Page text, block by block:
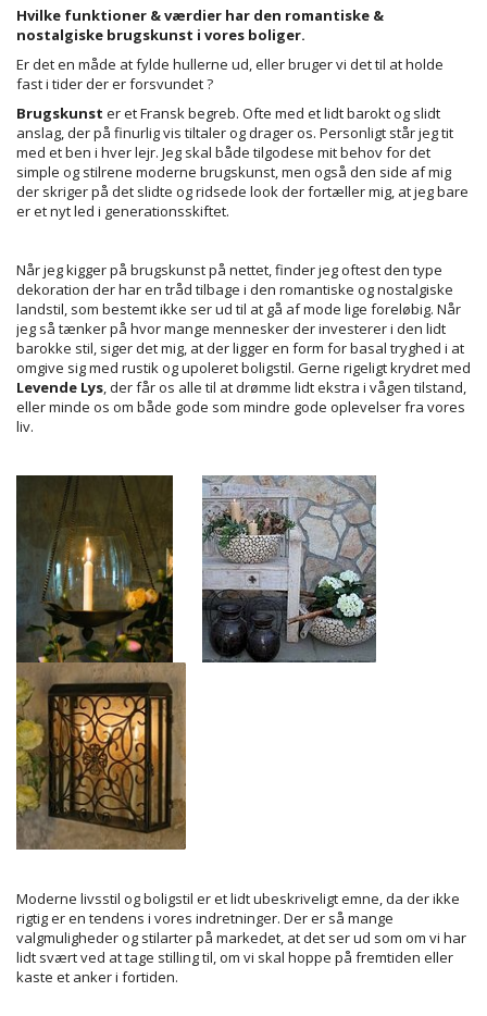
Hvilke funktioner & værdier har den romantiske &
nostalgiske brugskunst i vores boliger.
Er det en måde at fylde hullerne ud, eller bruger vi det til at holde
fast i tider der er forsvundet ?
Brugskunst er et Fransk begreb. Ofte med et lidt barokt og slidt
anslag, der på finurlig vis tiltaler og drager os. Personligt står jeg tit
med et ben i hver lejr. Jeg skal både tilgodese mit behov for det
simple og stilrene moderne brugskunst, men også den side af mig
der skriger på det slidte og ridsede look der fortæller mig, at jeg bare
er et nyt led i generationsskiftet.
Når jeg kigger på brugskunst på nettet, finder jeg oftest den type
dekoration der har en tråd tilbage i den romantiske og nostalgiske
landstil, som bestemt ikke ser ud til at gå af mode lige foreløbig. Når
jeg så tænker på hvor mange mennesker der investerer i den lidt
barokke stil, siger det mig, at der ligger en form for basal tryghed i at
omgive sig med rustik og upoleret boligstil. Gerne rigeligt krydret med
Levende Lys , der får os alle til at drømme lidt ekstra i vågen tilstand,
eller minde os om både gode som mindre gode oplevelser fra vores
liv.
Moderne livsstil og boligstil er et lidt ubeskriveligt emne, da der ikke
rigtig er en tendens i vores indretninger. Der er så mange
valgmuligheder og stilarter på markedet, at det ser ud som om vi har
lidt svært ved at tage stilling til, om vi skal hoppe på fremtiden eller
kaste et anker i fortiden.